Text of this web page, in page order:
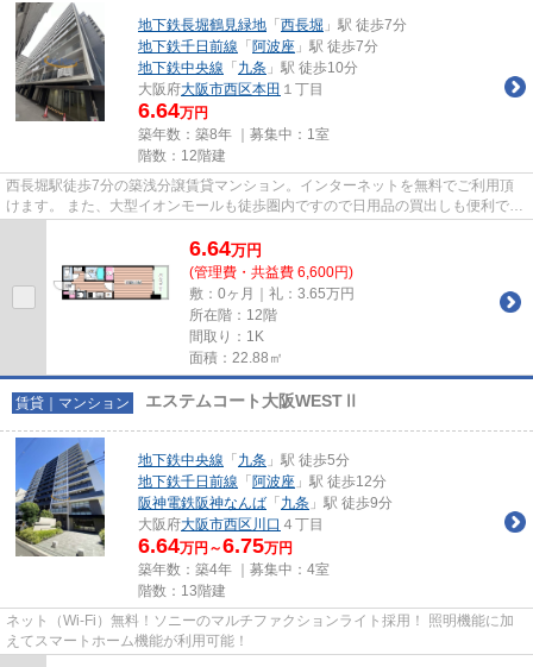
地下鉄長堀鶴見緑地 「 西長堀 」駅 徒歩7分
地下鉄千日前線 「 阿波座 」駅 徒歩7分
地下鉄中央線 「 九条 」駅 徒歩10分
大阪府大阪市西区本田 １丁目
6.64万円
築年数：築8年 ｜募集中： 1室
階数：12階建
西長堀駅徒歩7分の築浅分譲賃貸マンション。インターネットを無料でご利用頂
けます。 また、大型イオンモールも徒歩圏内ですので日用品の買出しも便利で
6.64万円
(管理費・共益費 6,600円)
敷：0ヶ月｜礼：3.65万円
所在階：12階
間取り：1K
面積：22.88㎡
賃貸｜マンション エステムコート大阪WESTⅡ
地下鉄中央線 「 九条 」駅 徒歩5分
地下鉄千日前線 「 阿波座 」駅 徒歩12分
阪神電鉄阪神なんば 「 九条 」駅 徒歩9分
大阪府大阪市西区 川口 ４丁目
6.64万円～6.75万円
築年数：築4年 ｜募集中： 4室
階数：13階建
ネット（Wi-Fi）無料！ソニーのマルチファクションライト採用！ 照明機能に加
えてスマートホーム機能が利用可能！